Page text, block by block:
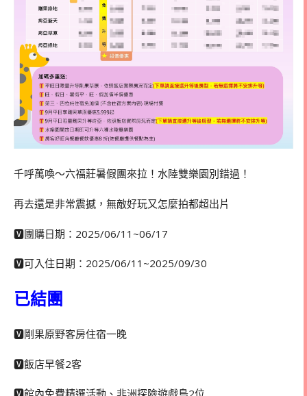
千呼萬喚～六福莊暑假團來拉！水陸雙樂園別錯過！
再去還是非常震撼，無敵好玩又怎麼拍都超出片
🆅團購日期： 2025/06/11~06/17
🆅可入住日期：2025/06/11~2025/09/30
已結團
🆅剛果原野客房住宿一晚
🆅飯店早餐2客